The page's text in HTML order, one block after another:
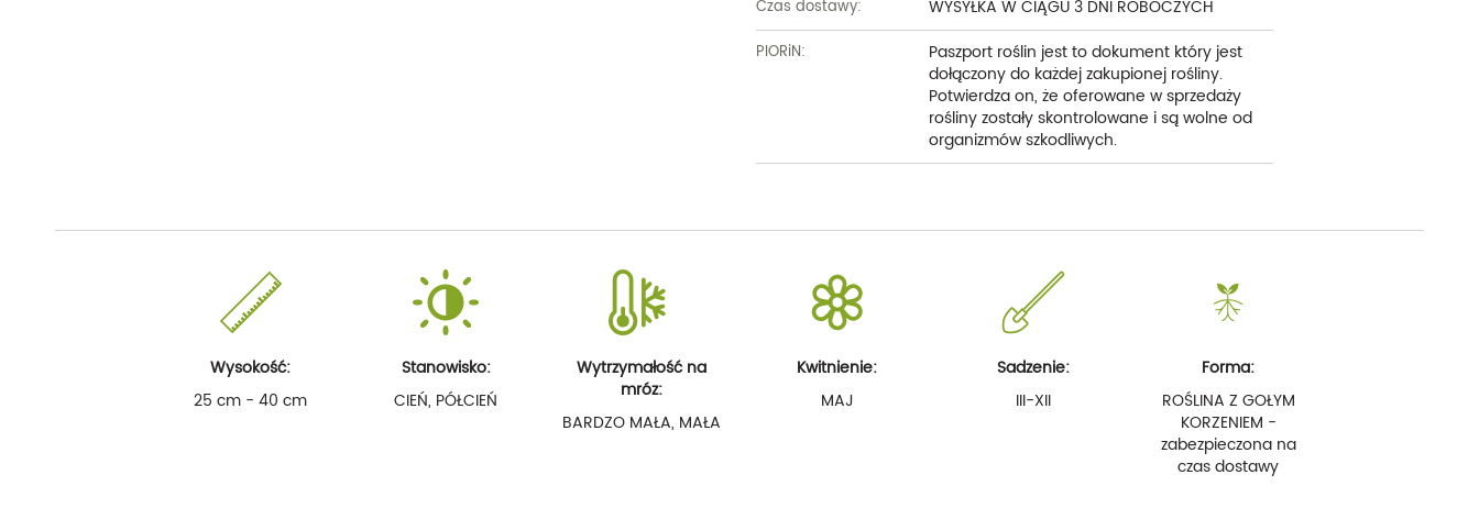
Czas dostawy: WYSYŁKA W CIĄGU 3 DNI ROBOCZYCH
PIORiN:
Paszport roślin jest to dokument który jest
dołączony do każdej zakupionej rośliny.
Potwierdza on, że oferowane w sprzedaży
rośliny zostały skontrolowane i są wolne od
organizmów szkodliwych.
Wysokość:
25 cm - 40 cm
Stanowisko:
CIEŃ, PÓŁCIEŃ
Wytrzymałość na
mróz:
BARDZO MAŁA, MAŁA
Kwitnienie:
MAJ
Sadzenie:
III-XII
Forma:
ROŚLINA Z GOŁYM
KORZENIEM -
zabezpieczona na
czas dostawy